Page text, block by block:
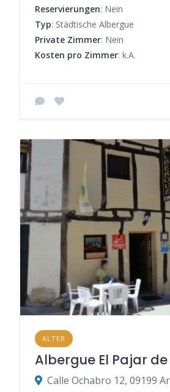
Reservierungen: Nein
Typ: Städtische Albergue
Private Zimmer: Nein
Kosten pro Zimmer: k.A.
ALTER
Albergue El Pajar